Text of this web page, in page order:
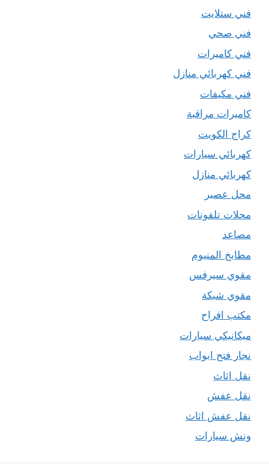
فني ستلايت
فني صحي
فني كاميرات
فني كهربائي منازل
فني مكيفات
كاميرات مراقبة
كراج الكويت
كهربائي سيارات
كهربائي منازل
محل عصير
محلات تلفونات
مصاعد
مطابخ المنيوم
مقوي سيرفس
مقوي شبكة
مكتب افراح
ميكانيكي سيارات
نجار فتح ابواب
نقل اثاث
نقل عفش
نقل عفش اثاث
ونش سيارات